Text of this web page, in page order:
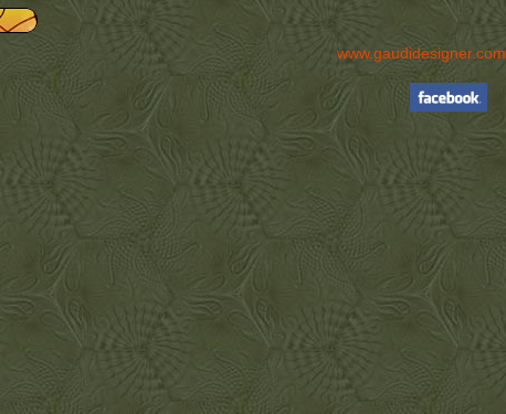
www.gaudidesigner.com